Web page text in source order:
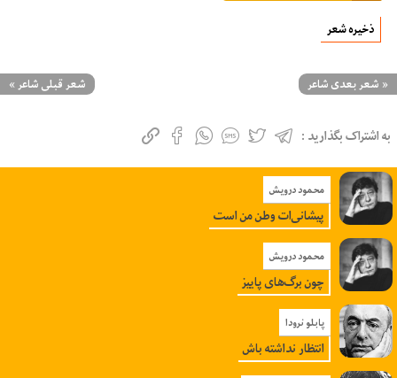
ذخیره شعر
« شعر بعدی شاعر شعر قبلی شاعر»
به اشتراک بگذارید :
محمود درویش
پیشانی‌ات وطن من است
محمود درویش
چون برگ‌های پاییز
پابلو نرودا
انتظار نداشته باش